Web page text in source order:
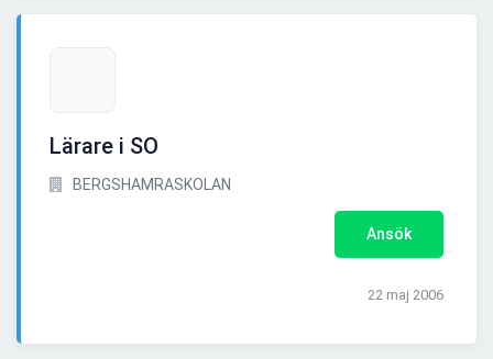
Lärare i SO
BERGSHAMRASKOLAN
Ansök
22 maj 2006